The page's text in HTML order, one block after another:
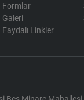
Formlar
Galeri
Faydalı Linkler